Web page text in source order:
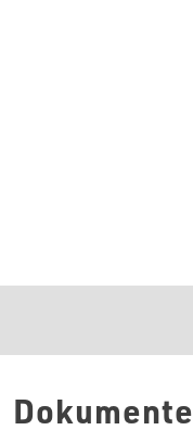
Dokumente